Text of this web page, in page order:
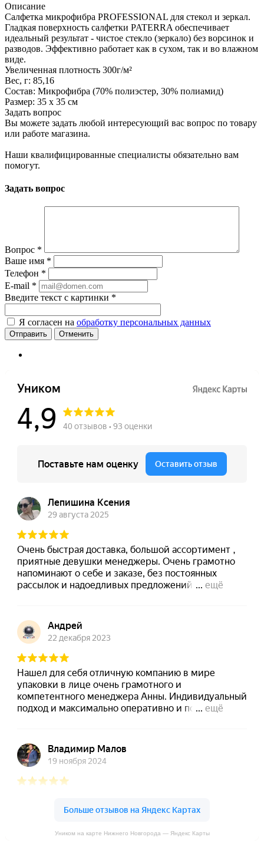
Описание
Салфетка микрофибра PROFESSIONAL для стекол и зеркал.
Гладкая поверхность салфетки PATERRA обеспечивает
идеальный результат - чистое стекло (зеркало) без ворсинок и
разводов. Эффективно работает как в сухом, так и во влажном
виде.
Увеличенная плотность 300г/м²
Вес, г: 85,16
Состав: Микрофибра (70% полиэстер, 30% полиамид)
Размер: 35 х 35 см
Задать вопрос
Вы можете задать любой интересующий вас вопрос по товару
или работе магазина.
Наши квалифицированные специалисты обязательно вам
помогут.
Задать вопрос
Вопрос *
Ваше имя *
Телефон *
E-mail *
Введите текст с картинки *
Я согласен на обработку персональных данных
Отменить
Уником на карте Нижнего Новгорода — Яндекс Карты